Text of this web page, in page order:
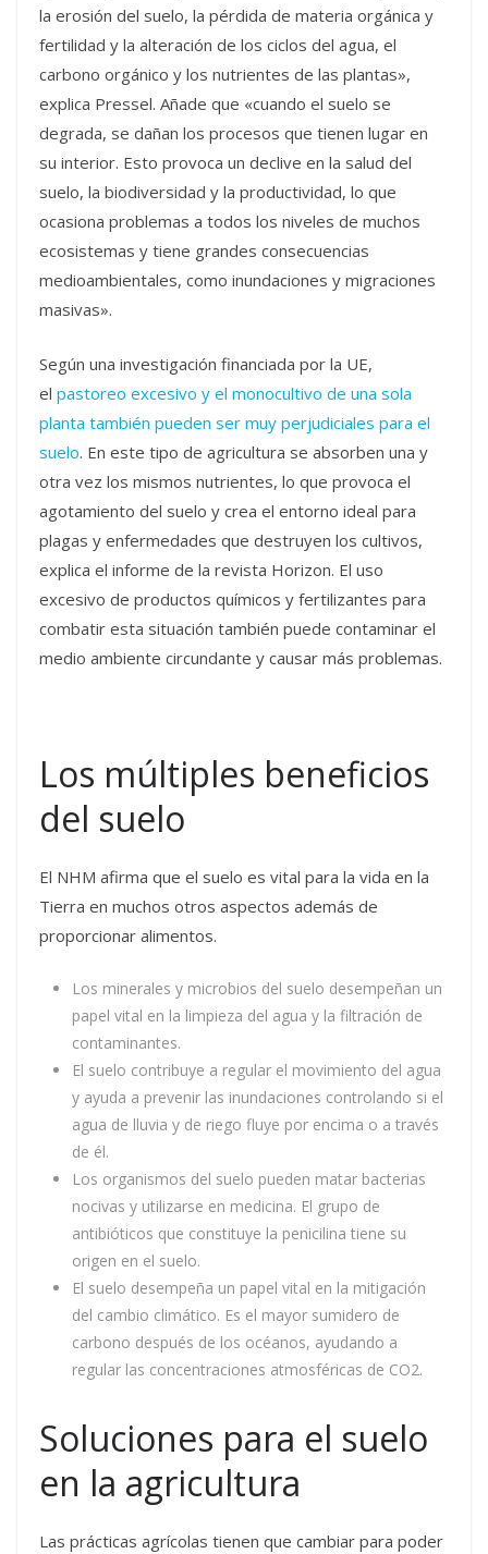
la erosión del suelo, la pérdida de materia orgánica y
fertilidad y la alteración de los ciclos del agua, el
carbono orgánico y los nutrientes de las plantas»,
explica Pressel. Añade que «cuando el suelo se
degrada, se dañan los procesos que tienen lugar en
su interior. Esto provoca un declive en la salud del
suelo, la biodiversidad y la productividad, lo que
ocasiona problemas a todos los niveles de muchos
ecosistemas y tiene grandes consecuencias
medioambientales, como inundaciones y migraciones
masivas».
Según una investigación financiada por la UE,
el pastoreo excesivo y el monocultivo de una sola
planta también pueden ser muy perjudiciales para el
suelo. En este tipo de agricultura se absorben una y
otra vez los mismos nutrientes, lo que provoca el
agotamiento del suelo y crea el entorno ideal para
plagas y enfermedades que destruyen los cultivos,
explica el informe de la revista Horizon. El uso
excesivo de productos químicos y fertilizantes para
combatir esta situación también puede contaminar el
medio ambiente circundante y causar más problemas.
Los múltiples beneficios
del suelo
El NHM afirma que el suelo es vital para la vida en la
Tierra en muchos otros aspectos además de
proporcionar alimentos.
Los minerales y microbios del suelo desempeñan un
papel vital en la limpieza del agua y la filtración de
contaminantes.
El suelo contribuye a regular el movimiento del agua
y ayuda a prevenir las inundaciones controlando si el
agua de lluvia y de riego fluye por encima o a través
de él.
Los organismos del suelo pueden matar bacterias
nocivas y utilizarse en medicina. El grupo de
antibióticos que constituye la penicilina tiene su
origen en el suelo.
El suelo desempeña un papel vital en la mitigación
del cambio climático. Es el mayor sumidero de
carbono después de los océanos, ayudando a
regular las concentraciones atmosféricas de CO2.
Soluciones para el suelo
en la agricultura
Las prácticas agrícolas tienen que cambiar para poder